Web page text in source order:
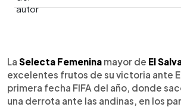
Escuchar artículo
La Selecta Femenina mayor de El
excelentes frutos de su victoria ante
primera fecha FIFA del año, donde
una derrota ante las andinas, en los